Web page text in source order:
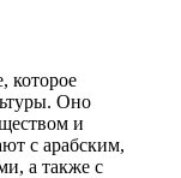
которое
Оно
и
с арабским,
а также с